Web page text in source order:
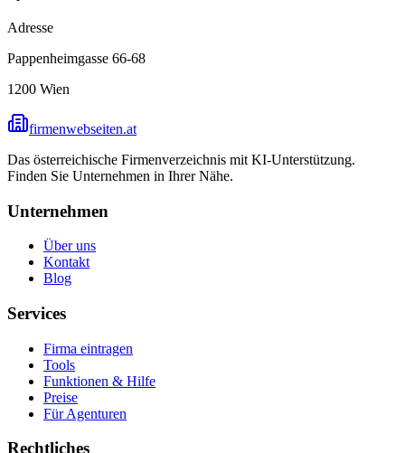
Adresse
Pappenheimgasse 66-68
1200 Wien
firmenwebseiten.at
Das österreichische Firmenverzeichnis mit KI-Unterstützung.
Finden Sie Unternehmen in Ihrer Nähe.
Unternehmen
Über uns
Kontakt
Blog
Services
Firma eintragen
Tools
Funktionen & Hilfe
Preise
Für Agenturen
Rechtliches